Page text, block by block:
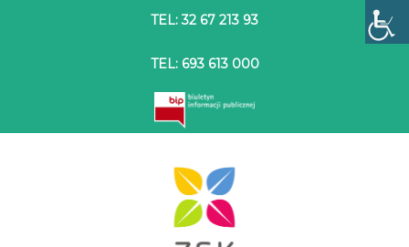
TEL: 32 67 213 93
TEL: 693 613 000